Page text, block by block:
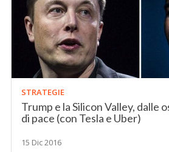
STRATEGIE
Trump e la Silicon Valley, dalle
di pace (con Tesla e Uber)
15 Dic 2016